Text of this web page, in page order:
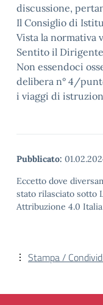
discussione,
Il Consiglio di
Vista la normativa
Sentito il
Non essendoci
delibera n° 4/
i viaggi di
Pubblicato:
Eccetto dove
stato rilasciato sotto
Attribuzione 4.0
Stampa /